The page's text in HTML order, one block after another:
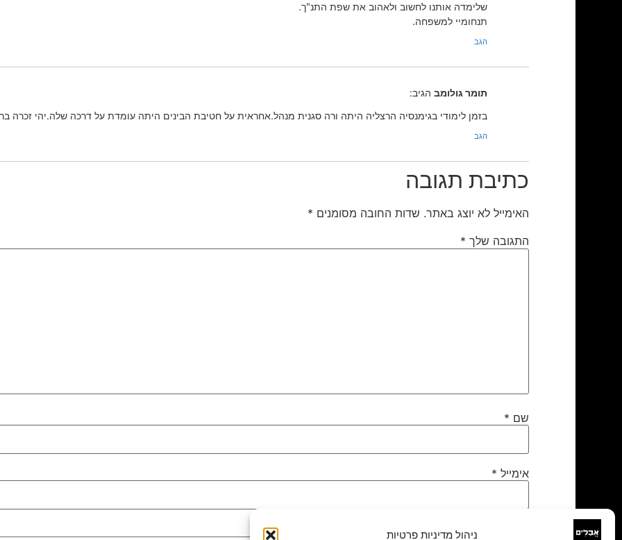
ניהול מדיניות פרטיות
שלימדה אותנו לחשוב ולאהוב את שפת התנ"ך.
תנחומיי למשפחה.
הגב
תומר גולומב הגיב:
בזמן לימודי בגימנסיה הרצליה היתה ורה סגנית מנהל.אחראית על חטיבת הבינים היתה עומדת על דרכה שלה.יהי זכרה
הגב
כתיבת תגובה
האימייל לא יוצג באתר. שדות החובה מסומנים *
התגובה שלך *
שם *
אימייל *